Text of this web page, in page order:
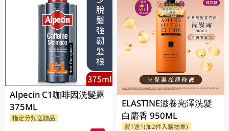
Alpecin C1咖啡因洗髮露
375ML
指定分類送贈品
ELASTINE滋養亮澤洗髮
白麝香 950ML
買1送1(加2件入購物車)